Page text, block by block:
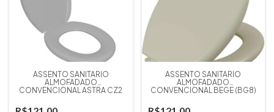
ASSENTO SANITARIO
ALMOFADADO
CONVENCIONAL ASTRA CZ2
ASSENTO SANITARIO
ALMOFADADO
CONVENCIONAL BEGE (BG8)